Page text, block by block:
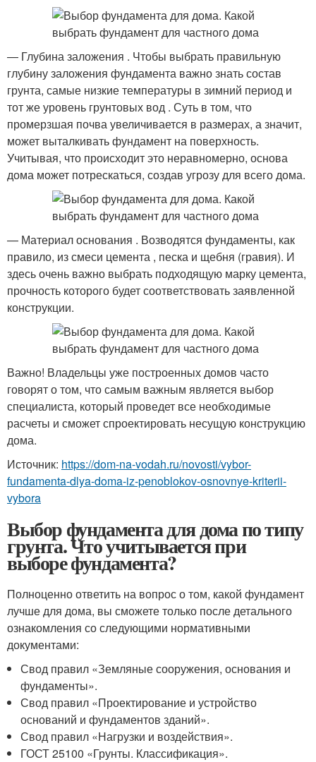
— Глубина заложения . Чтобы выбрать правильную
глубину заложения фундамента важно знать состав
грунта, самые низкие температуры в зимний период и
тот же уровень грунтовых вод . Суть в том, что
промерзшая почва увеличивается в размерах, а значит,
может выталкивать фундамент на поверхность.
Учитывая, что происходит это неравномерно, основа
дома может потрескаться, создав угрозу для всего дома.
— Материал основания . Возводятся фундаменты, как
правило, из смеси цемента , песка и щебня (гравия). И
здесь очень важно выбрать подходящую марку цемента,
прочность которого будет соответствовать заявленной
конструкции.
Важно! Владельцы уже построенных домов часто
говорят о том, что самым важным является выбор
специалиста, который проведет все необходимые
расчеты и сможет спроектировать несущую конструкцию
дома.
Источник: https://dom-na-vodah.ru/novosti/vybor-
fundamenta-dlya-doma-iz-penoblokov-osnovnye-kriterii-
vybora
Выбор фундамента для дома по типу
грунта. Что учитывается при
выборе фундамента?
Полноценно ответить на вопрос о том, какой фундамент
лучше для дома, вы сможете только после детального
ознакомления со следующими нормативными
документами:
Свод правил «Земляные сооружения, основания и
фундаменты».
Свод правил «Проектирование и устройство
оснований и фундаментов зданий».
Свод правил «Нагрузки и воздействия».
ГОСТ 25100 «Грунты. Классификация».